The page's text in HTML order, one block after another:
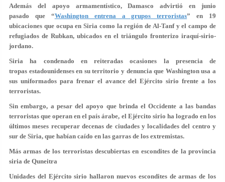
Además del apoyo armamentístico, Damasco advirtió en junio
pasado que “Washington entrena a grupos terroristas” en 19
ubicaciones que ocupa en Siria como la región de Al-Tanf y el campo de
refugiados de Rubkan, ubicados en el triángulo fronterizo iraquí-sirio-
jordano.
Siria ha condenado en reiteradas ocasiones la presencia de
tropas estadounidenses en su territorio y denuncia que Washington usa a
sus uniformados para frenar el avance del Ejército sirio frente a los
terroristas.
Sin embargo, a pesar del apoyo que brinda el Occidente a las bandas
terroristas que operan en el país árabe, el Ejército sirio ha logrado en los
últimos meses recuperar decenas de ciudades y localidades del centro y
sur de Siria, que habían caído en las garras de los extremistas.
Más armas de los terroristas descubiertas en escondites de la provincia
siria de Quneitra
Unidades del Ejército sirio hallaron nuevos escondites de armas de los